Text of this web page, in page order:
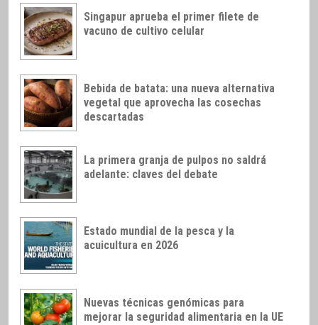
Singapur aprueba el primer filete de
vacuno de cultivo celular
Bebida de batata: una nueva alternativa
vegetal que aprovecha las cosechas
descartadas
La primera granja de pulpos no saldrá
adelante: claves del debate
Estado mundial de la pesca y la
acuicultura en 2026
Nuevas técnicas genómicas para
mejorar la seguridad alimentaria en la UE